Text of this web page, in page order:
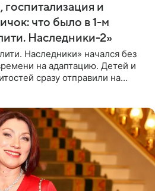
и
что было в 1-м
Наследники-2»
Наследники» начался без
на адаптацию. Детей и
сразу отправили на